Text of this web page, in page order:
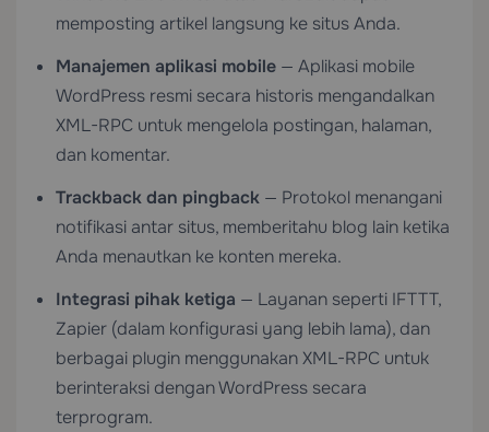
memposting artikel langsung ke situs Anda.
Manajemen aplikasi mobile — Aplikasi mobile
WordPress resmi secara historis mengandalkan
XML-RPC untuk mengelola postingan, halaman,
dan komentar.
Trackback dan pingback — Protokol menangani
notifikasi antar situs, memberitahu blog lain ketika
Anda menautkan ke konten mereka.
Integrasi pihak ketiga — Layanan seperti IFTTT,
Zapier (dalam konfigurasi yang lebih lama), dan
berbagai plugin menggunakan XML-RPC untuk
berinteraksi dengan WordPress secara
terprogram.